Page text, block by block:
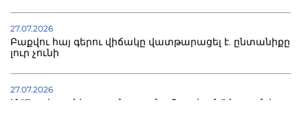
27.07.2026
Բաքվու հայ գերու վիճակը վատթարացել է. ընտանիքը
լուր չունի
27.07.2026
Մ-17 աշխարհի առաջնությունը Բաքվում. 5 հայ ըմբիշ